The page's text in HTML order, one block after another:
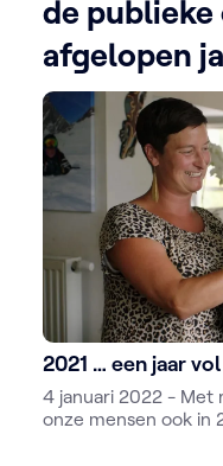
de publieke
afgelopen
2021 … een jaar
4 januari 2022 - Met
onze mensen ook in